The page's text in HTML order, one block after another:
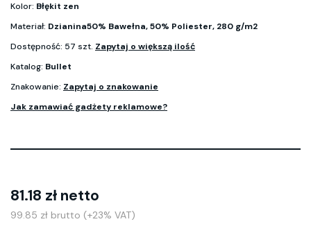
Kolor: Błękit zen
Materiał: Dzianina50% Bawełna, 50% Poliester, 280 g/m2
Dostępność: 57 szt. Zapytaj o większą ilość
Katalog: Bullet
Znakowanie: Zapytaj o znakowanie
Jak zamawiać gadżety reklamowe?
81.18 zł netto
99.85 zł brutto (+23% VAT)